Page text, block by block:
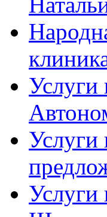
Услуги
Услуги